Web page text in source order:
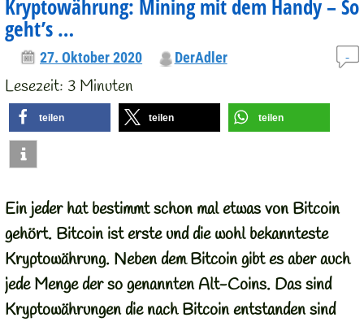
Kryptowährung: Mining mit dem Handy – So
geht’s …
27. Oktober 2020 DerAdler
Lesezeit: 3 Minuten
teilen teilen teilen
Ein jeder hat bestimmt schon mal etwas von Bitcoin
gehört. Bitcoin ist erste und die wohl bekannteste
Kryptowährung. Neben dem Bitcoin gibt es aber auch
jede Menge der so genannten Alt-Coins. Das sind
Kryptowährungen die nach Bitcoin entstanden sind